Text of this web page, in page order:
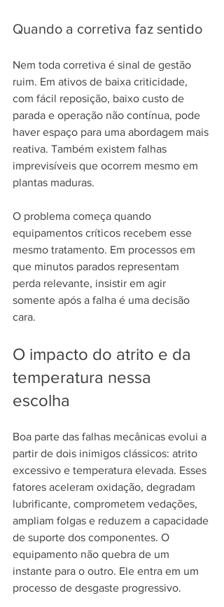
Quando a corretiva faz sentido
Nem toda corretiva é sinal de gestão
ruim. Em ativos de baixa criticidade,
com fácil reposição, baixo custo de
parada e operação não contínua, pode
haver espaço para uma abordagem mais
reativa. Também existem falhas
imprevisíveis que ocorrem mesmo em
plantas maduras.
O problema começa quando
equipamentos críticos recebem esse
mesmo tratamento. Em processos em
que minutos parados representam
perda relevante, insistir em agir
somente após a falha é uma decisão
cara.
O impacto do atrito e da
temperatura nessa
escolha
Boa parte das falhas mecânicas evolui a
partir de dois inimigos clássicos: atrito
excessivo e temperatura elevada. Esses
fatores aceleram oxidação, degradam
lubrificante, comprometem vedações,
ampliam folgas e reduzem a capacidade
de suporte dos componentes. O
equipamento não quebra de um
instante para o outro. Ele entra em um
processo de desgaste progressivo.